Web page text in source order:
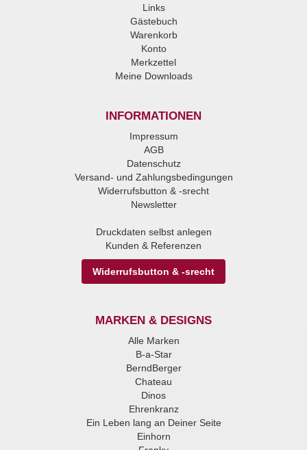
Links
Gästebuch
Warenkorb
Konto
Merkzettel
Meine Downloads
INFORMATIONEN
Impressum
AGB
Datenschutz
Versand- und Zahlungsbedingungen
Widerrufsbutton & -srecht
Newsletter
Druckdaten selbst anlegen
Kunden & Referenzen
Widerrufsbutton & -srecht
MARKEN & DESIGNS
Alle Marken
B-a-Star
BerndBerger
Chateau
Dinos
Ehrenkranz
Ein Leben lang an Deiner Seite
Einhorn